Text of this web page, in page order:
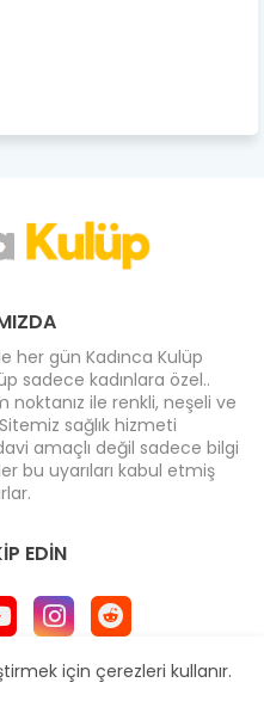
her gün Kadınca Kulüp
sadece kadınlara özel..
noktanız ile renkli, neşeli ve
sağlık hizmeti
amaçlı değil sadece bilgi
bu uyarıları kabul etmiş
EDIN
için çerezleri kullanır.